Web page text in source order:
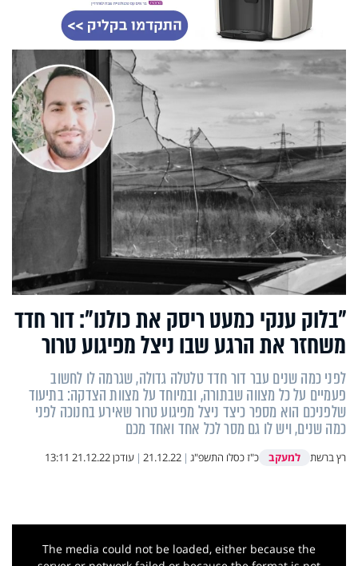
"בלוק ענקי כמעט ריסק את כולנו": דור חדד
משחזר את הרגע שבו ניצל מפיגוע טרור
לפני כמה שנים עבר דור חדד טלטלה גדולה, שגרמה לו לחשוב
פעמיים על כל מצווה שבתורה, ובמיוחד על מצוות הצדקה: בתיעוד
שלפניכם הוא מספר כיצד ניצל מפיגוע טרור שאירע בחנוכה לפני
כמה שנים, ויש לו גם מסר לכל אחד ואחד מכם
רץ ברשת למעקב כ"ז כסלו התשפ"ג |
21.12.22
| עודכן21.12.22 13:11
This
The media could not be loaded, either because the